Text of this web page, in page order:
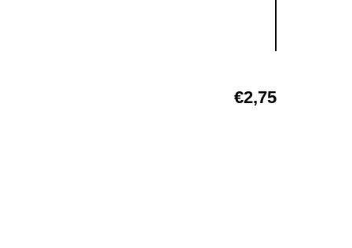
€2,75